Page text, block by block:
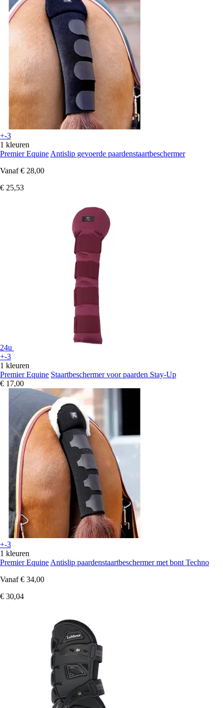
+-3
1 kleuren
Premier Equine Antislip gevoerde paardenstaartbeschermer
Vanaf € 28,00
€ 25,53
24u
+-3
1 kleuren
Premier Equine Staartbeschermer voor paarden Stay-Up
€ 17,00
+-3
1 kleuren
Premier Equine Antislip paardenstaartbeschermer met bont Techno
Vanaf € 34,00
€ 30,04